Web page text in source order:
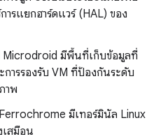
รแยกฮาร์ดแวร์ (HAL) ของ
Microdroid มีพื้นที่เก็บข้อมูลที่
การรองรับ VM ที่ป้องกันระดับ
าพ
Ferrochrome มีเทอร์มินัล Linux
เสมือน